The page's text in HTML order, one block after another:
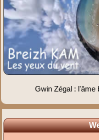
Gwin Zégal : l'âme